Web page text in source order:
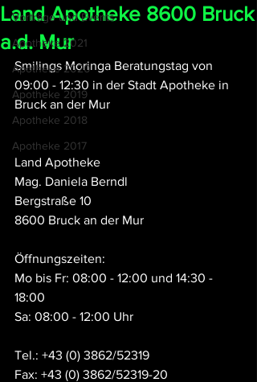
Vorträge und Events
Apotheke 2021
Apotheke 2020
Apotheke 2019
Apotheke 2018
Apotheke 2017
Land Apotheke 8600 Bruck
a.d. Mur
Smilings Moringa Beratungstag von
09:00 - 12:30 in der Stadt Apotheke in
Bruck an der Mur
Land Apotheke
Mag. Daniela Berndl
Bergstraße 10
8600 Bruck an der Mur
Öffnungszeiten:
Mo bis Fr: 08:00 - 12:00 und 14:30 -
18:00
Sa: 08:00 - 12:00 Uhr
Tel.: +43 (0) 3862/52319
Fax: +43 (0) 3862/52319-20